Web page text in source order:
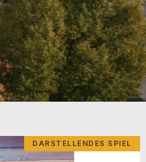
DARSTELLENDES SPIEL